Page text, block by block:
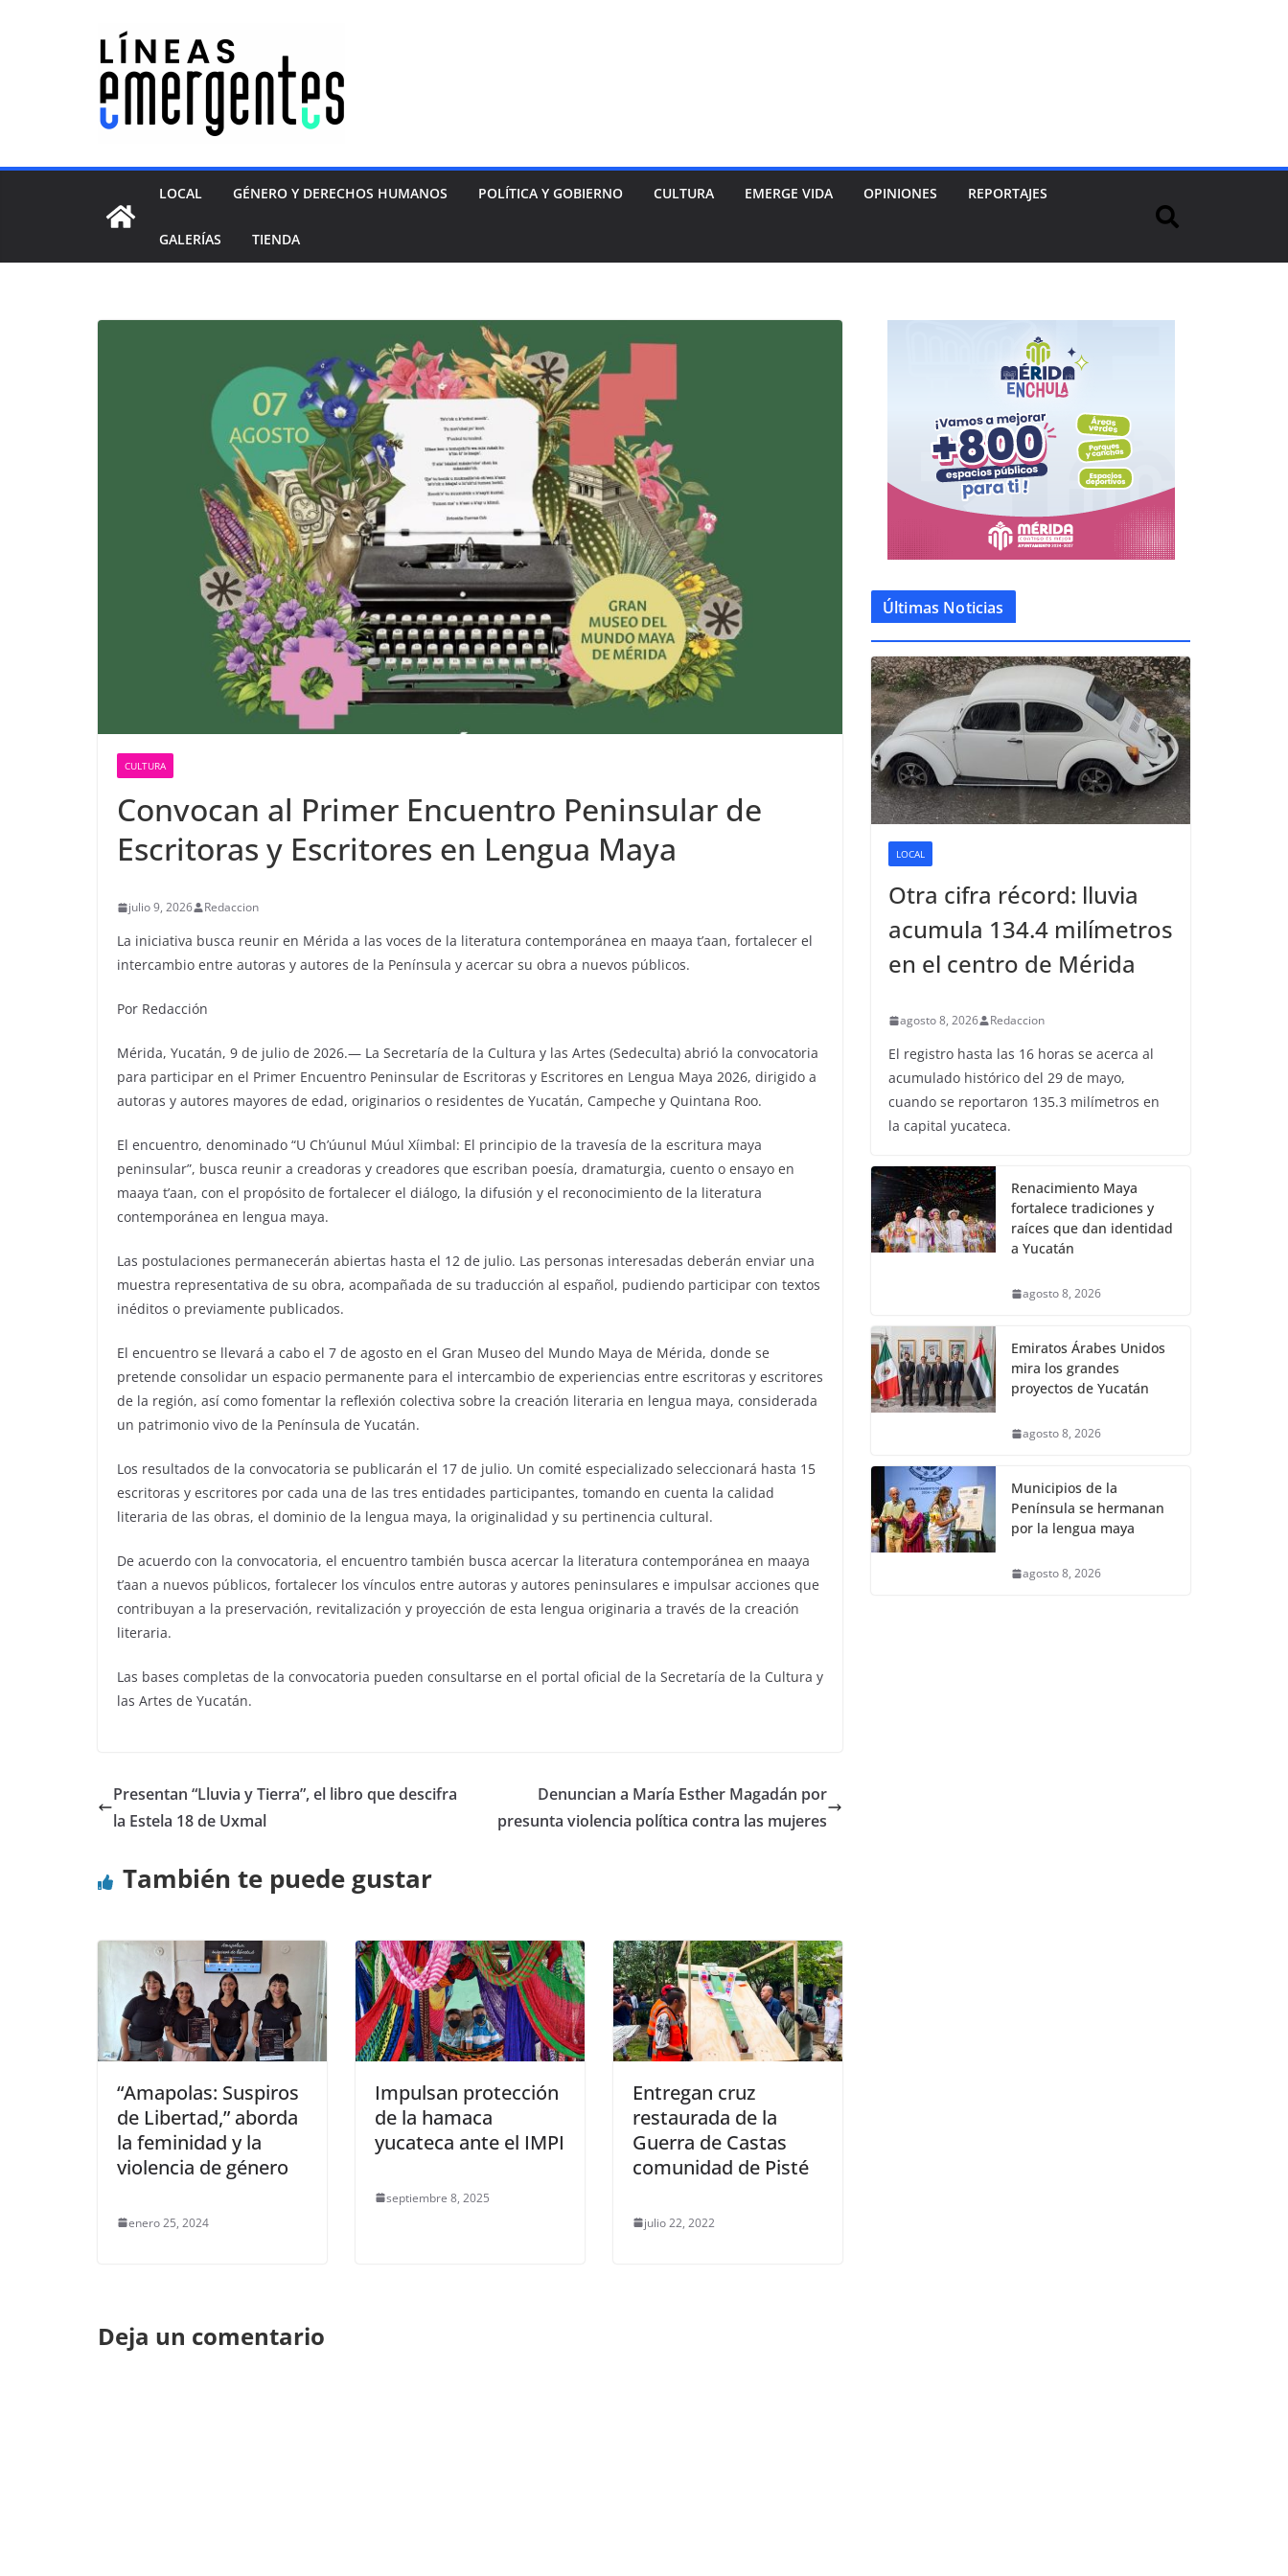
LOCAL GÉNERO Y DERECHOS HUMANOS POLÍTICA Y GOBIERNO CULTURA EMERGE VIDA OPINIONES REPORTAJES
GALERÍAS TIENDA
CULTURA
Convocan al Primer Encuentro Peninsular de
Escritoras y Escritores en Lengua Maya
julio 9, 2026 Redaccion
La iniciativa busca reunir en Mérida a las voces de la literatura contemporánea en maaya t’aan, fortalecer el
intercambio entre autoras y autores de la Península y acercar su obra a nuevos públicos.
Por Redacción
Mérida, Yucatán, 9 de julio de 2026.— La Secretaría de la Cultura y las Artes (Sedeculta) abrió la convocatoria
para participar en el Primer Encuentro Peninsular de Escritoras y Escritores en Lengua Maya 2026, dirigido a
autoras y autores mayores de edad, originarios o residentes de Yucatán, Campeche y Quintana Roo.
El encuentro, denominado “U Ch’úunul Múul Xíimbal: El principio de la travesía de la escritura maya
peninsular”, busca reunir a creadoras y creadores que escriban poesía, dramaturgia, cuento o ensayo en
maaya t’aan, con el propósito de fortalecer el diálogo, la difusión y el reconocimiento de la literatura
contemporánea en lengua maya.
Las postulaciones permanecerán abiertas hasta el 12 de julio. Las personas interesadas deberán enviar una
muestra representativa de su obra, acompañada de su traducción al español, pudiendo participar con textos
inéditos o previamente publicados.
El encuentro se llevará a cabo el 7 de agosto en el Gran Museo del Mundo Maya de Mérida, donde se
pretende consolidar un espacio permanente para el intercambio de experiencias entre escritoras y escritores
de la región, así como fomentar la reflexión colectiva sobre la creación literaria en lengua maya, considerada
un patrimonio vivo de la Península de Yucatán.
Los resultados de la convocatoria se publicarán el 17 de julio. Un comité especializado seleccionará hasta 15
escritoras y escritores por cada una de las tres entidades participantes, tomando en cuenta la calidad
literaria de las obras, el dominio de la lengua maya, la originalidad y su pertinencia cultural.
De acuerdo con la convocatoria, el encuentro también busca acercar la literatura contemporánea en maaya
t’aan a nuevos públicos, fortalecer los vínculos entre autoras y autores peninsulares e impulsar acciones que
contribuyan a la preservación, revitalización y proyección de esta lengua originaria a través de la creación
literaria.
Las bases completas de la convocatoria pueden consultarse en el portal oficial de la Secretaría de la Cultura y
las Artes de Yucatán.
Presentan “Lluvia y Tierra”, el libro que descifra
la Estela 18 de Uxmal
Denuncian a María Esther Magadán por
presunta violencia política contra las mujeres
También te puede gustar
“Amapolas: Suspiros
de Libertad,” aborda
la feminidad y la
violencia de género
enero 25, 2024
Impulsan protección
de la hamaca
yucateca ante el IMPI
septiembre 8, 2025
Entregan cruz
restaurada de la
Guerra de Castas
comunidad de Pisté
julio 22, 2022
Deja un comentario
Últimas Noticias
LOCAL
Otra cifra récord: lluvia
acumula 134.4 milímetros
en el centro de Mérida
agosto 8, 2026 Redaccion
El registro hasta las 16 horas se acerca al
acumulado histórico del 29 de mayo,
cuando se reportaron 135.3 milímetros en
la capital yucateca.
Renacimiento Maya
fortalece tradiciones y
raíces que dan identidad
a Yucatán
agosto 8, 2026
Emiratos Árabes Unidos
mira los grandes
proyectos de Yucatán
agosto 8, 2026
Municipios de la
Península se hermanan
por la lengua maya
agosto 8, 2026